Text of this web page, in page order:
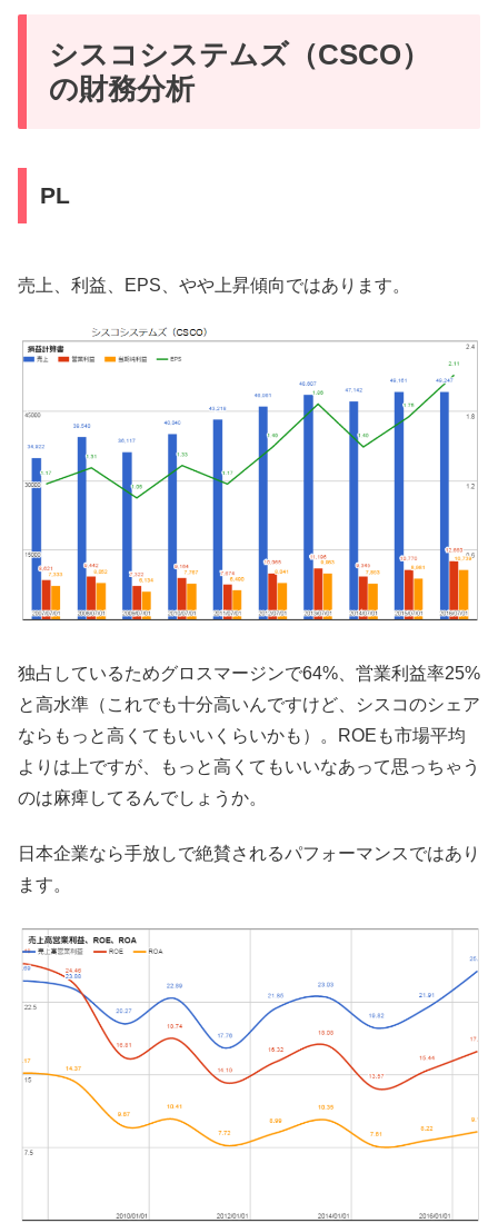
シスコシステムズ（CSCO）
の財務分析
PL
売上、利益、EPS、やや上昇傾向ではあります。
独占しているためグロスマージンで64%、営業利益率25%
と高水準（これでも十分高いんですけど、シスコのシェア
ならもっと高くてもいいくらいかも）。ROEも市場平均
よりは上ですが、もっと高くてもいいなあって思っちゃう
のは麻痺してるんでしょうか。
日本企業なら手放しで絶賛されるパフォーマンスではあり
ます。